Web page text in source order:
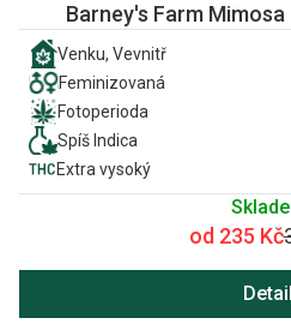
Barney's Farm
Venku, Vevnitř
Feminizovaná
Fotoperioda
Spíš Indica
Extra vysoký
od 235 Kč
Detail